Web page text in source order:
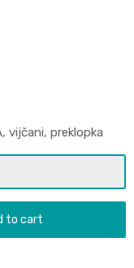
vijčani, preklopka
to cart